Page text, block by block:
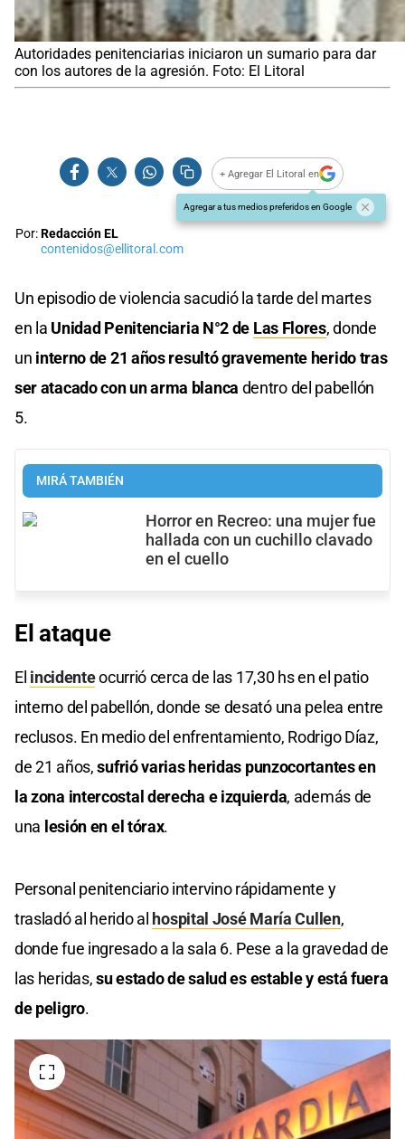
Autoridades penitenciarias iniciaron un sumario para dar
con los autores de la agresión. Foto: El Litoral
+ Agregar El Litoral en
Agregar a tus medios preferidos en Google
Por:Redacción EL
contenidos@ellitoral.com
Un episodio de violencia sacudió la tarde del martes
en la Unidad Penitenciaria N°2 de Las Flores, donde
un interno de 21 años resultó gravemente herido tras
ser atacado con un arma blanca dentro del pabellón
5.
MIRÁ TAMBIÉN
Horror en Recreo: una mujer fue
hallada con un cuchillo clavado
en el cuello
El ataque
El incidenteocurrió cerca de las 17,30 hs en el patio
interno del pabellón, donde se desató una pelea entre
reclusos. En medio del enfrentamiento, Rodrigo Díaz,
de 21 años,sufrió varias heridas punzocortantes en
la zona intercostal derecha e izquierda, además de
una lesión en el tórax.
Personal penitenciario intervino rápidamente y
trasladó al herido al hospital José María Cullen,
donde fue ingresado a la sala 6. Pese a la gravedad de
las heridas,su estado de salud es estable y está fuera
de peligro.